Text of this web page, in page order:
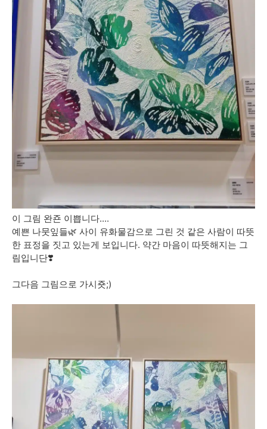
이 그림 완죤 이쁩니다....
예쁜 나뭇잎들🌿 사이 유화물감으로 그린 것 같은 사람이 따뜻
한 표정을 짓고 있는게 보입니다. 약간 마음이 따뜻해지는 그
림입니단❣️
그다음 그림으로 가시죳;)